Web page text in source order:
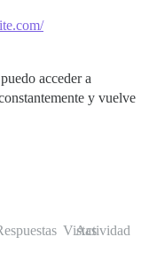
acceder a
y vuelve
Vistas
Actividad